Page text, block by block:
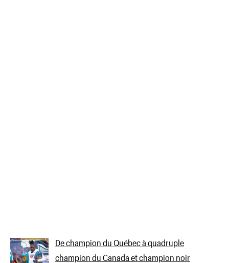
De champion du Québec à quadruple
champion du Canada et champion noir